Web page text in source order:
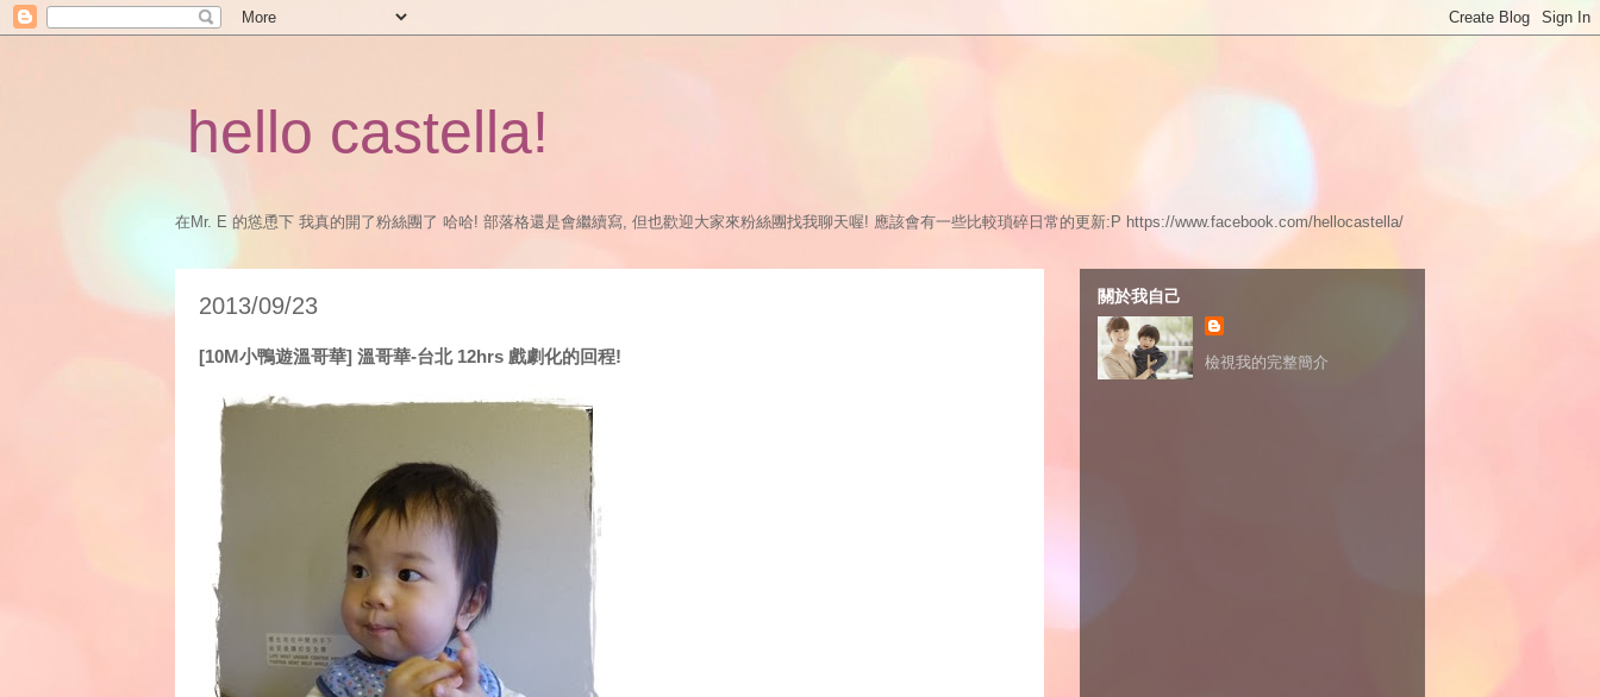
hello castella!
在Mr. E 的慫恿下 我真的開了粉絲團了 哈哈! 部落格還是會繼續寫, 但也歡迎大家來粉絲團找我聊天喔! 應該會有一些比較瑣碎日常的更新:P https://www.facebook.com/hellocastella/
2013/09/23
[10M小鴨遊溫哥華] 溫哥華-台北 12hrs 戲劇化的回程!
關於我自己
檢視我的完整簡介